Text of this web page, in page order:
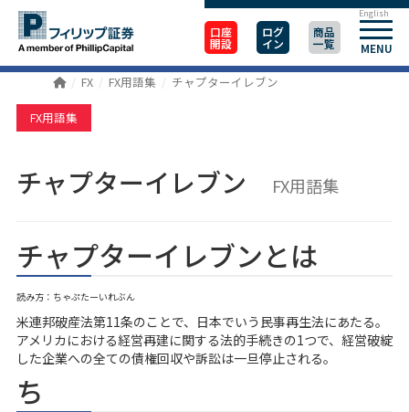
口座
開設
ログ
イン
商品
一覧 MENU
English
FX FX用語集 チャプターイレブン
FX用語集
チャプターイレブン FX用語集
チャプターイレブンとは
読み方：ちゃぷたーいれぶん
米連邦破産法第11条のことで、日本でいう民事再生法にあたる。
アメリカにおける経営再建に関する法的手続きの1つで、経営破綻
した企業への全ての債権回収や訴訟は一旦停止される。
ち